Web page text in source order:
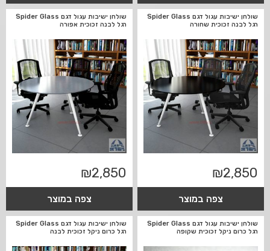
שולחן ישיבות עגול דגם Spider Glass
רגל לבנה זכוכית שחורה
₪2,850
צפה במוצר
שולחן ישיבות עגול דגם Spider Glass
רגל לבנה זכוכית אפורה
₪2,850
צפה במוצר
שולחן ישיבות עגול דגם Spider Glass
רגל כרום ניקל זכוכית שקופה
שולחן ישיבות עגול דגם Spider Glass
רגל כרום ניקל זכוכית לבנה